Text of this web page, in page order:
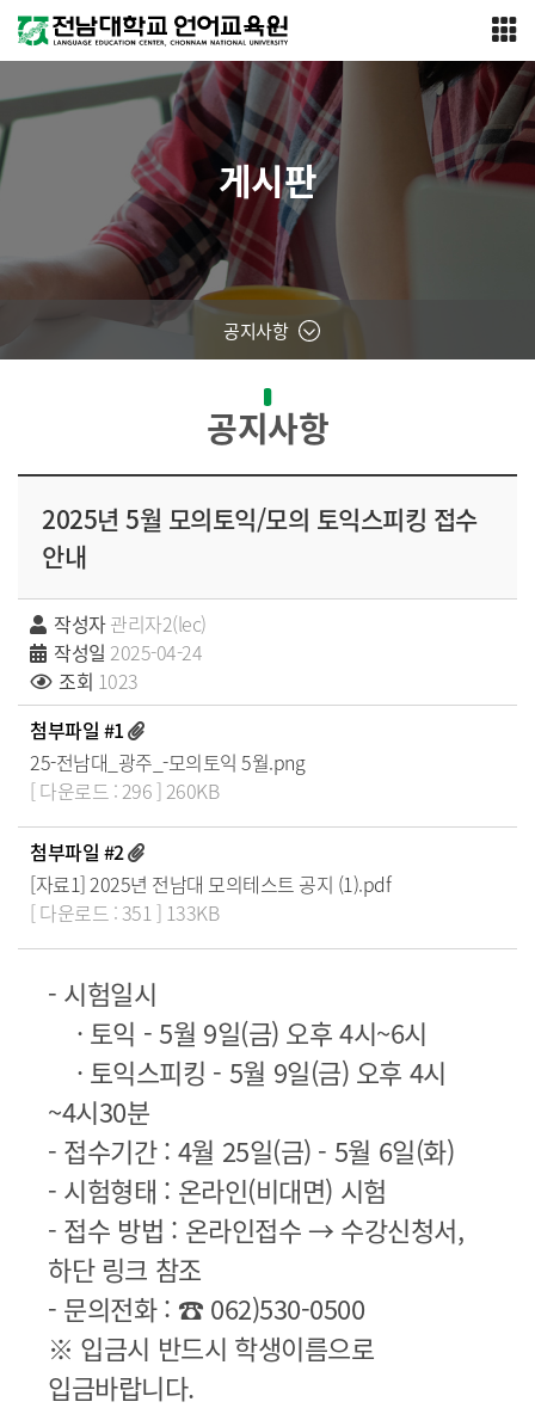
공지사항
게시판
공지사항
2025년 5월 모의토익/모의 토익스피킹 접수
안내
작성자관리자2(lec)
작성일 2025-04-24
조회 1023
첨부파일 #1
25-전남대_광주_-모의토익 5월.png
[ 다운로드 : 296 ] 260KB
첨부파일 #2
[자료1] 2025년 전남대 모의테스트 공지 (1).pdf
[ 다운로드 : 351 ] 133KB
- 시험일시
· 토익 - 5월 9일(금) 오후 4시~6시
· 토익스피킹 - 5월 9일(금) 오후 4시
~4시30분
- 접수기간 : 4월 25일(금) - 5월 6일(화)
- 시험형태 : 온라인(비대면) 시험
- 접수 방법 : 온라인접수 → 수강신청서,
하단 링크 참조
- 문의전화 : ☎ 062)530-0500
※ 입금시 반드시 학생이름으로
입금바랍니다.